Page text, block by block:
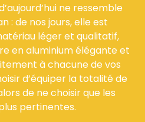
ne ressemble
: de nos jours, elle est
léger et qualitatif,
en aluminium élégante et
à chacune de vos
d’équiper la totalité de
de ne choisir que les
pertinentes.